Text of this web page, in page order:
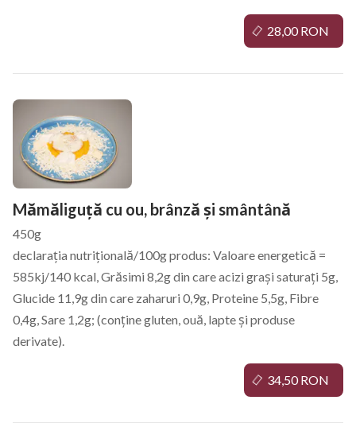
Mămăliguță cu ou, brânză și smântână
450g
declarația nutrițională/100g produs: Valoare energetică =
585kj/140 kcal, Grăsimi 8,2g din care acizi grași saturați 5g,
Glucide 11,9g din care zaharuri 0,9g, Proteine 5,5g, Fibre
0,4g, Sare 1,2g; (conține gluten, ouă, lapte și produse
derivate).